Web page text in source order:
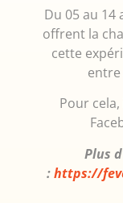
Du 05 au 14
offrent la
cette
entre
Pour
Plus
:https://